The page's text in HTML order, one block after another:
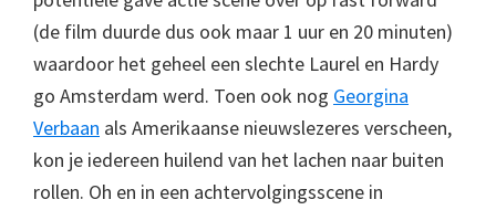
(de film duurde dus ook maar 1 uur en 20 minuten)
waardoor het geheel een slechte Laurel en Hardy
go Amsterdam werd. Toen ook nog Georgina
Verbaan als Amerikaanse nieuwslezeres verscheen,
kon je iedereen huilend van het lachen naar buiten
rollen. Oh en in een achtervolgingsscene in